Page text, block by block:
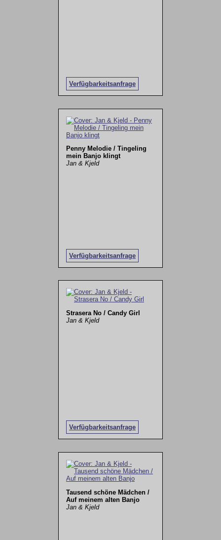
Verfügbarkeitsanfrage
Penny Melodie / Tingeling
mein Banjo klingt
Jan & Kjeld
Verfügbarkeitsanfrage
Strasera No / Candy Girl
Jan & Kjeld
Verfügbarkeitsanfrage
Tausend schöne Mädchen /
Auf meinem alten Banjo
Jan & Kjeld